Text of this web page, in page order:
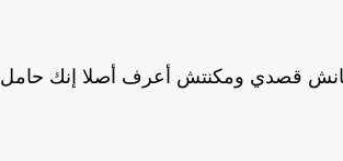
قصدي ومكنتش أعرف أصلا إنك حامل